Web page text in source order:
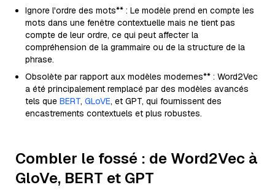
Ignore l'ordre des mots** : Le modèle prend en compte les
mots dans une fenêtre contextuelle mais ne tient pas
compte de leur ordre, ce qui peut affecter la
compréhension de la grammaire ou de la structure de la
phrase.
Obsolète par rapport aux modèles modernes** : Word2Vec
a été principalement remplacé par des modèles avancés
tels que BERT, GLoVE, et GPT, qui fournissent des
encastrements contextuels et plus robustes.
Combler le fossé : de Word2Vec à
GloVe, BERT et GPT